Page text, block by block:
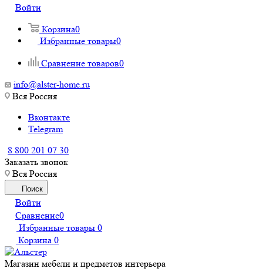
Войти
Корзина0
Избранные товары0
Сравнение товаров0
info@alster-home.ru
Вся Россия
Вконтакте
Telegram
8 800 201 07 30
Заказать звонок
Вся Россия
Поиск
Войти
Сравнение0
Избранные товары 0
Корзина 0
Магазин мебели и предметов интерьера